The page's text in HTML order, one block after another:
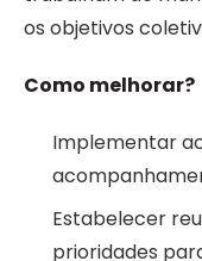
os objetivos
Como melhorar?
Implementar
Estabelecer
prioridades